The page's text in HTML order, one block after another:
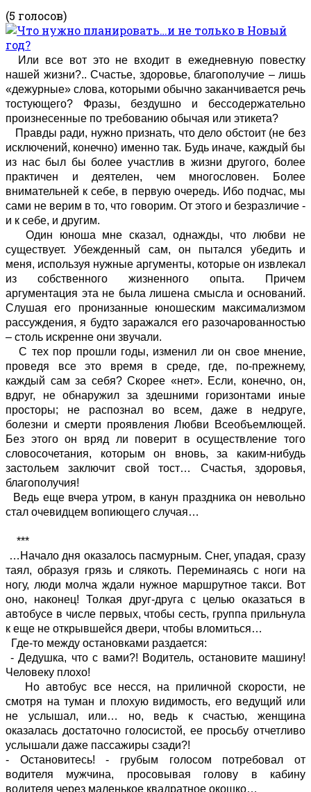
(5 голосов)
Или все вот это не входит в ежедневную повестку
нашей жизни?.. Счастье, здоровье, благополучие – лишь
«дежурные» слова, которыми обычно заканчивается речь
тостующего? Фразы, бездушно и бессодержательно
произнесенные по требованию обычая или этикета?
Правды ради, нужно признать, что дело обстоит (не без
исключений, конечно) именно так. Будь иначе, каждый бы
из нас был бы более участлив в жизни другого, более
практичен и деятелен, чем многословен. Более
внимательней к себе, в первую очередь. Ибо подчас, мы
сами не верим в то, что говорим. От этого и безразличие -
и к себе, и другим.
Один юноша мне сказал, однажды, что любви не
существует. Убежденный сам, он пытался убедить и
меня, используя нужные аргументы, которые он извлекал
из собственного жизненного опыта. Причем
аргументация эта не была лишена смысла и оснований.
Слушая его пронизанные юношеским максимализмом
рассуждения, я будто заражался его разочарованностью
– столь искренне они звучали.
С тех пор прошли годы, изменил ли он свое мнение,
проведя все это время в среде, где, по-прежнему,
каждый сам за себя? Скорее «нет». Если, конечно, он,
вдруг, не обнаружил за здешними горизонтами иные
просторы; не распознал во всем, даже в недруге,
болезни и смерти проявления Любви Всеобъемлющей.
Без этого он вряд ли поверит в осуществление того
словосочетания, которым он вновь, за каким-нибудь
застольем заключит свой тост… Счастья, здоровья,
благополучия!
Ведь еще вчера утром, в канун праздника он невольно
стал очевидцем вопиющего случая…
***
…Начало дня оказалось пасмурным. Снег, упадая, сразу
таял, образуя грязь и слякоть. Переминаясь с ноги на
ногу, люди молча ждали нужное маршрутное такси. Вот
оно, наконец! Толкая друг-друга с целью оказаться в
автобусе в числе первых, чтобы сесть, группа прильнула
к еще не открывшейся двери, чтобы вломиться…
Где-то между остановками раздается:
- Дедушка, что с вами?! Водитель, остановите машину!
Человеку плохо!
Но автобус все несся, на приличной скорости, не
смотря на туман и плохую видимость, его ведущий или
не услышал, или… но, ведь к счастью, женщина
оказалась достаточно голосистой, ее просьбу отчетливо
услышали даже пассажиры сзади?!
- Остановитесь! - грубым голосом потребовал от
водителя мужчина, просовывая голову в кабину
водителя через маленькое квадратное окошко…